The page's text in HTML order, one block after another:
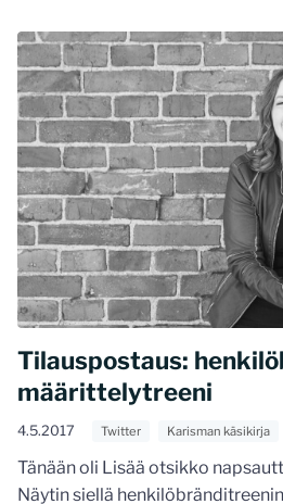
Tilauspostaus:
määrittelytreeni
4.5.2017 Twitter Karisman käsikirja
Tänään oli Lisää otsikko
Näytin siellä